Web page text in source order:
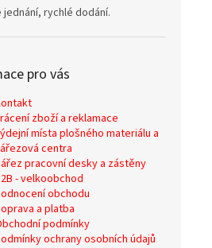
jednání, rychlé dodání.
pro vás
zboží a reklamace
místa plošného materiálu a
centra
pracovní desky a zástěny
- velkoobchod
obchodu
a platba
podmínky
ochrany osobních údajů